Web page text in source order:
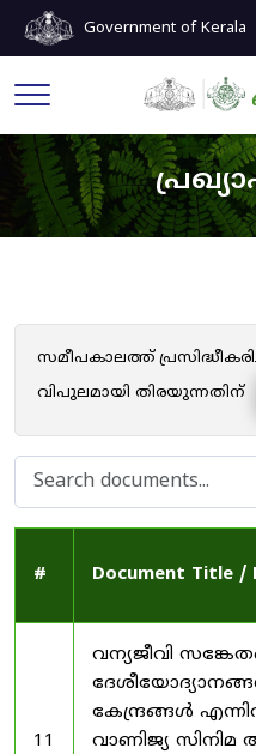
Government of Kerala
സമീപകാലത്ത്
വിപുലമായി തിരയുന്നതിന്
# Document Title /
11
വന്യജീവി
കേന്ദ്രങ്ങൾ
വാണിജ്യ സിനിമ